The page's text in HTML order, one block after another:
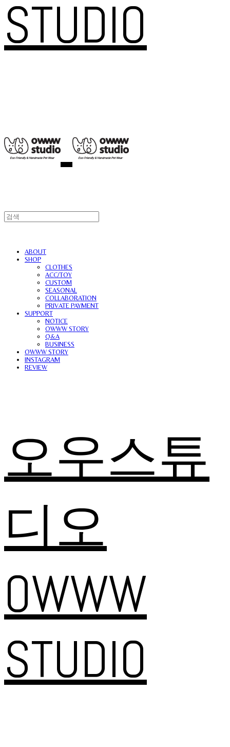
STUDIO
ABOUT
SHOP
CLOTHES
ACC/TOY
CUSTOM
SEASONAL
COLLABORATION
PRIVATE PAYMENT
SUPPORT
NOTICE
OWWW STORY
Q&A
BUSINESS
OWWW STORY
INSTAGRAM
REVIEW
오우스튜
디오
OWWW
STUDIO